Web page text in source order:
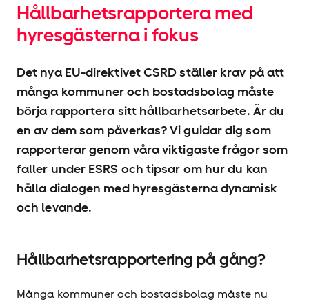
Hållbarhets­rapportera med
hyresgästerna i fokus
Det nya EU-direktivet CSRD ställer krav på att
många kommuner och bostadsbolag måste
börja rapportera sitt hållbarhetsarbete. Är du
en av dem som påverkas? Vi guidar dig som
rapporterar genom våra viktigaste frågor som
faller under ESRS och tipsar om hur du kan
hålla dialogen med hyresgästerna dynamisk
och levande.
Hållbarhets­rapportering på gång?
Många kommuner och bostadsbolag måste nu